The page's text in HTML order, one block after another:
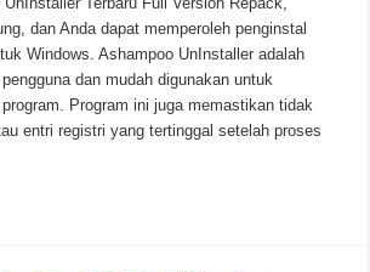
dan Anda dapat memperoleh penginstal
Windows. Ashampoo UnInstaller adalah
dan mudah digunakan untuk
Program ini juga memastikan tidak
entri registri yang tertinggal setelah proses